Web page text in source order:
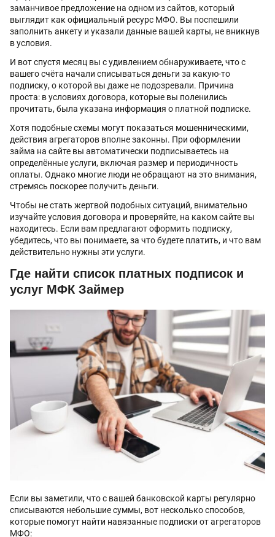
заманчивое предложение на одном из сайтов, который
выглядит как официальный ресурс МФО. Вы поспешили
заполнить анкету и указали данные вашей карты, не вникнув
в условия.
И вот спустя месяц вы с удивлением обнаруживаете, что с
вашего счёта начали списываться деньги за какую-то
подписку, о которой вы даже не подозревали. Причина
проста: в условиях договора, которые вы поленились
прочитать, была указана информация о платной подписке.
Хотя подобные схемы могут показаться мошенническими,
действия агрегаторов вполне законны. При оформлении
займа на сайте вы автоматически подписываетесь на
определённые услуги, включая размер и периодичность
оплаты. Однако многие люди не обращают на это внимания,
стремясь поскорее получить деньги.
Чтобы не стать жертвой подобных ситуаций, внимательно
изучайте условия договора и проверяйте, на каком сайте вы
находитесь. Если вам предлагают оформить подписку,
убедитесь, что вы понимаете, за что будете платить, и что вам
действительно нужны эти услуги.
Где найти список платных подписок и
услуг МФК Займер
Если вы заметили, что с вашей банковской карты регулярно
списываются небольшие суммы, вот несколько способов,
которые помогут найти навязанные подписки от агрегаторов
МФО: